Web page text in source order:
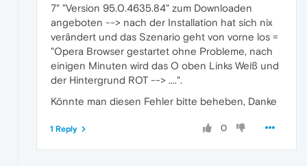
7" "Version 95.0.4635.84" zum Downloaden
angeboten --> nach der Installation hat sich nix
verändert und das Szenario geht von vorne los =
"Opera Browser gestartet ohne Probleme, nach
einigen Minuten wird das O oben Links Weiß und
der Hintergrund ROT --> ....".
Könnte man diesen Fehler bitte beheben, Danke
0
1 Reply